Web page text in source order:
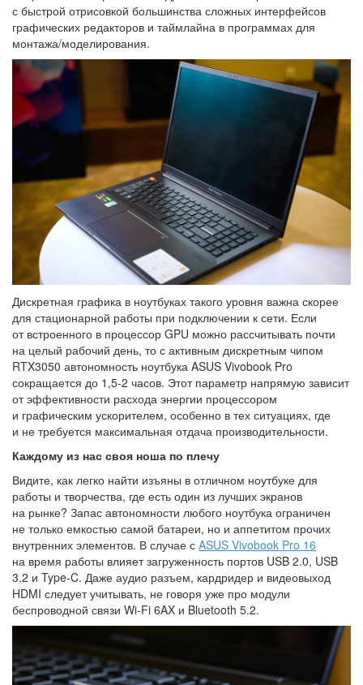
с быстрой отрисовкой большинства сложных интерфейсов
графических редакторов и таймлайна в программах для
монтажа/моделирования.
Дискретная графика в ноутбуках такого уровня важна скорее
для стационарной работы при подключении к сети. Если
от встроенного в процессор GPU можно рассчитывать почти
на целый рабочий день, то с активным дискретным чипом
RTX3050 автономность ноутбука ASUS Vivobook Pro
сокращается до 1,5-2 часов. Этот параметр напрямую зависит
от эффективности расхода энергии процессором
и графическим ускорителем, особенно в тех ситуациях, где
и не требуется максимальная отдача производительности.
Каждому из нас своя ноша по плечу
Видите, как легко найти изъяны в отличном ноутбуке для
работы и творчества, где есть один из лучших экранов
на рынке? Запас автономности любого ноутбука ограничен
не только емкостью самой батареи, но и аппетитом прочих
внутренних элементов. В случае с ASUS Vivobook Pro 16
на время работы влияет загруженность портов USB 2.0, USB
3.2 и Type-C. Даже аудио разъем, кардридер и видеовыход
HDMI следует учитывать, не говоря уже про модули
беспроводной связи Wi-Fi 6AX и Bluetooth 5.2.